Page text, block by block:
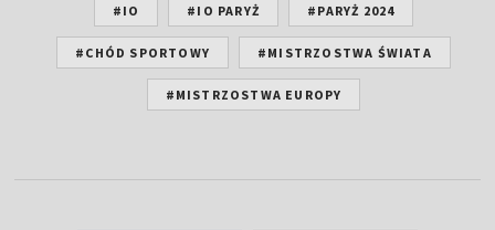
#IO #IO PARYŻ #PARYŻ 2024
#CHÓD SPORTOWY #MISTRZOSTWA ŚWIATA
#MISTRZOSTWA EUROPY